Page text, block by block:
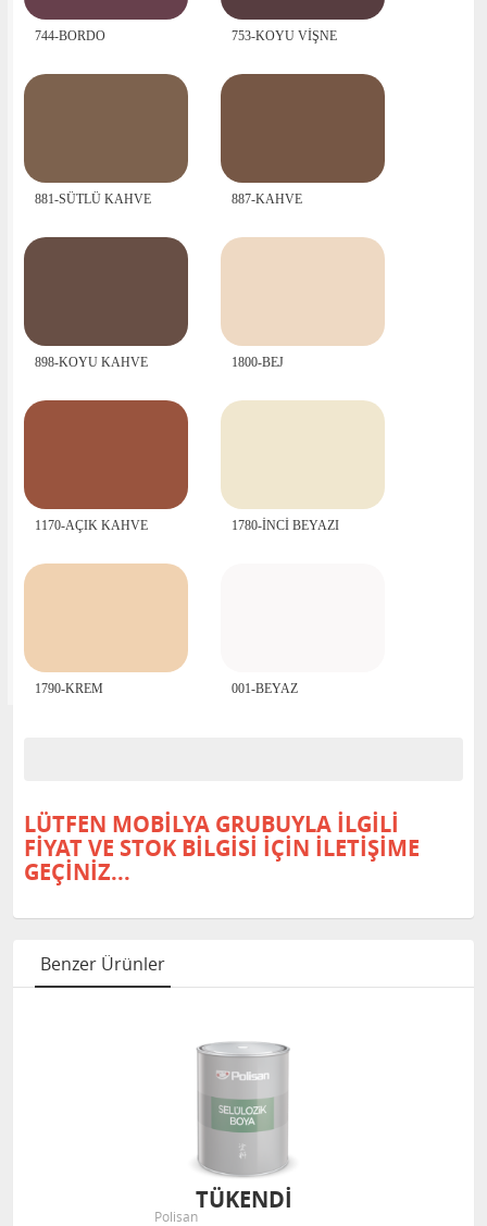
744-BORDO 753-KOYU VİŞNE
881-SÜTLÜ KAHVE 887-KAHVE
898-KOYU KAHVE 1800-BEJ
1170-AÇIK KAHVE 1780-İNCİ BEYAZI
1790-KREM 001-BEYAZ
LÜTFEN MOBİLYA GRUBUYLA İLGİLİ
FİYAT VE STOK BİLGİSİ İÇİN İLETİŞİME
GEÇİNİZ...
Benzer Ürünler
Polisan
TÜKENDİ